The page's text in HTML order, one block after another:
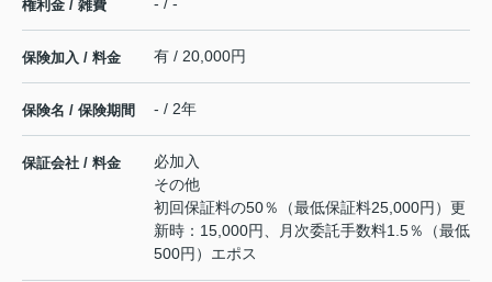
権利金 / 雑費
保険加入 / 料金 有 / 20,000円
保険名 / 保険期間 - / 2年
保証会社 / 料金
必加入
その他
初回保証料の50％（最低保証料25,000円）更
新時：15,000円、月次委託手数料1.5％（最低
500円）エポス